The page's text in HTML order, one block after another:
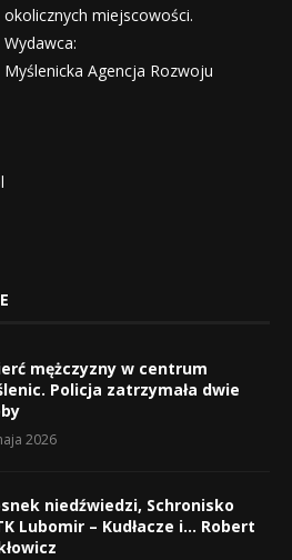
okolicznych miejscowości.
Wydawca:
Myślenicka Agencja Rozwoju
mężczyzny w centrum
Policja zatrzymała dwie
2026
niedźwiedzi, Schronisko
Lubomir – Kudłacze i… Robert